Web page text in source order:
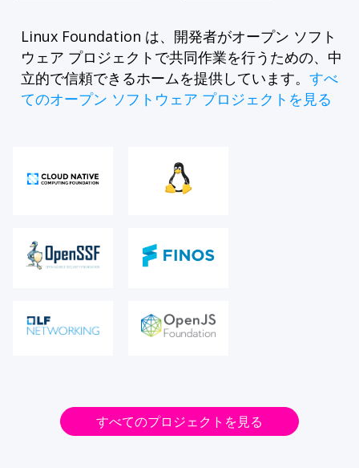
Linux Foundation は、開発者がオープン ソフト
ウェア プロジェクトで共同作業を行うための、中
立的で信頼できるホームを提供しています。 すべ
てのオープン ソフトウェア プロジェクトを見る
すべてのプロジェクトを見る